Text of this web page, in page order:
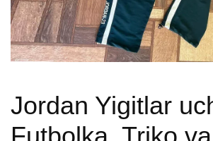
Jordan Yigitlar